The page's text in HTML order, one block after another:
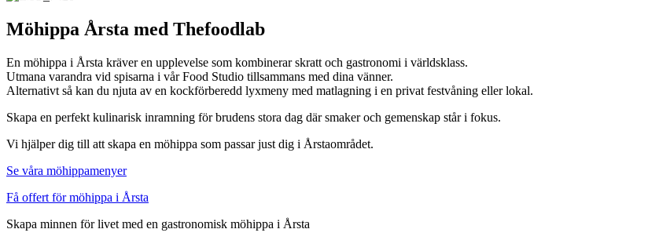
Möhippa Årsta med Thefoodlab
En möhippa i Årsta kräver en upplevelse som kombinerar skratt och gastronomi i världsklass.
Utmana varandra vid spisarna i vår Food Studio tillsammans med dina vänner.
Alternativt så kan du njuta av en kockförberedd lyxmeny med matlagning i en privat festvåning eller lokal.
Skapa en perfekt kulinarisk inramning för brudens stora dag där smaker och gemenskap står i fokus.
Vi hjälper dig till att skapa en möhippa som passar just dig i Årstaområdet.
Se våra möhippamenyer
Få offert för möhippa i Årsta
Skapa minnen för livet med en gastronomisk möhippa i Årsta